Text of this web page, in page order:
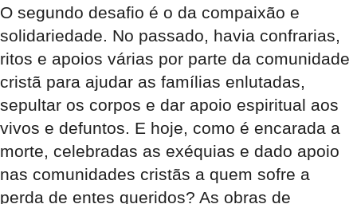
O segundo desafio é o da compaixão e
solidariedade. No passado, havia confrarias,
ritos e apoios várias por parte da comunidade
cristã para ajudar as famílias enlutadas,
sepultar os corpos e dar apoio espiritual aos
vivos e defuntos. E hoje, como é encarada a
morte, celebradas as exéquias e dado apoio
nas comunidades cristãs a quem sofre a
perda de entes queridos? As obras de